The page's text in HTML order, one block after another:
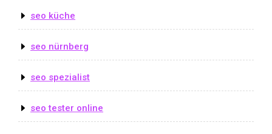
seo küche
seo nürnberg
seo spezialist
seo tester online